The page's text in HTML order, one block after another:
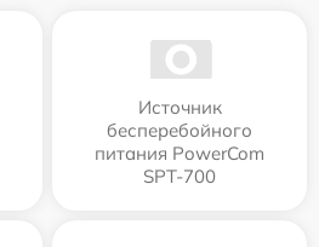
Источник
бесперебойного
питания PowerCom
SPT-700